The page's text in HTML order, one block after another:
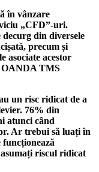
în vânzare
„CFD”-uri.
din diversele
precum și
asociate acestor
OANDA TMS
un risc ridicat de a
76% din
atunci când
Ar trebui să luați în
riscul ridicat